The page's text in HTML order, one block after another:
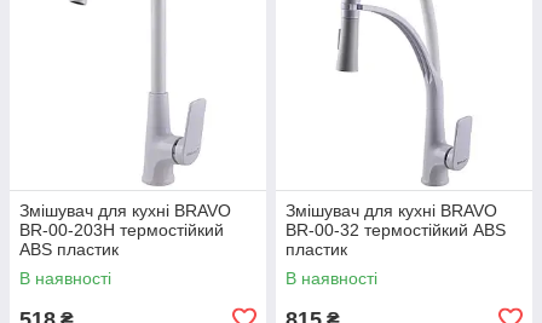
Змішувач для кухні BRAVO
BR-00-203H термостійкий
ABS пластик
В наявності
Змішувач для кухні BRAVO
BR-00-32 термостійкий ABS
пластик
В наявності